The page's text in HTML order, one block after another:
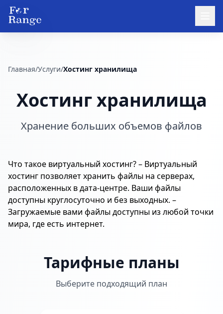
Главная/Услуги/Хостинг хранилища
Хостинг хранилища
Хранение больших объемов файлов
Что такое виртуальный хостинг? – Виртуальный
хостинг позволяет хранить файлы на серверах,
расположенных в дата-центре. Ваши файлы
доступны круглосуточно и без выходных. –
Загружаемые вами файлы доступны из любой точки
мира, где есть интернет.
Тарифные планы
Выберите подходящий план